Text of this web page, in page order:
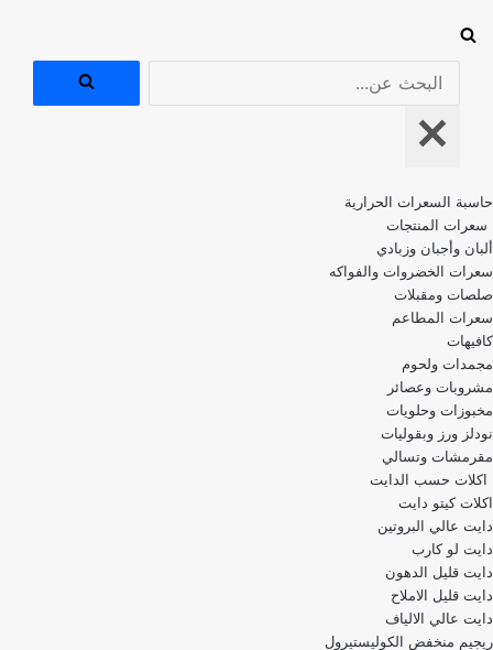
قائمة
قائمة
التنقل
حاسبة السعرات الحرارية
سعرات المنتجات
ألبان وأجبان وزبادي
سعرات الخضروات والفواكه
صلصات ومقبلات
سعرات المطاعم
كافيهات
مجمدات ولحوم
مشروبات وعصائر
مخبوزات وحلويات
نودلز ورز وبقوليات
مقرمشات وتسالي
اكلات حسب الدايت
اكلات كيتو دايت
دايت عالي البروتين
دايت لو كارب
دايت قليل الدهون
دايت قليل الاملاح
دايت عالي الالياف
ريجيم منخفض الكوليستيرول